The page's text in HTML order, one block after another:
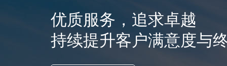
优质服务，追求卓越
持续提升客户满意度与